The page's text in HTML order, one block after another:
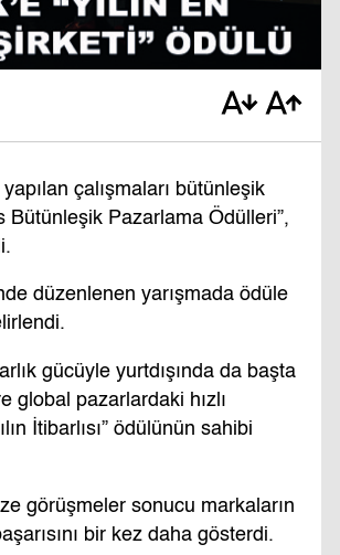
çalışmaları bütünleşik
Bütünleşik Pazarlama Ödülleri”,
düzenlenen yarışmada ödüle
gücüyle yurtdışında da başta
global pazarlardaki hızlı
İtibarlısı” ödülünün sahibi
görüşmeler sonucu markaların
bir kez daha gösterdi.